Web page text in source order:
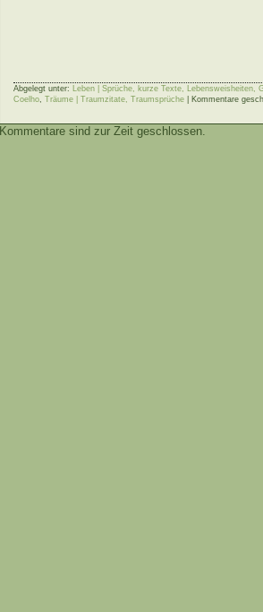
Abgelegt unter: Leben | Sprüche, kurze Texte,
Coelho, Träume | Traumzitate, Traumsprüche Kommentare
Kommentare sind zur Zeit geschlossen.